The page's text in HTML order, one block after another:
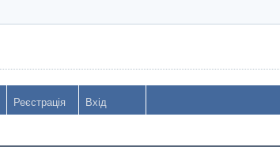
Реєстрація Вхід